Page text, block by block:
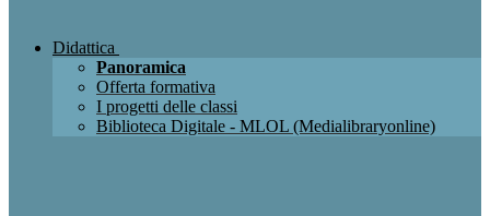
Didattica
Panoramica
Offerta formativa
I progetti delle classi
Biblioteca Digitale - MLOL (Medialibraryonline)